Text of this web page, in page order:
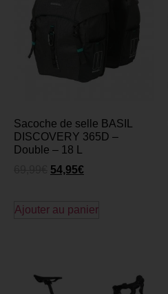
Sacoche de selle BASIL
DISCOVERY 365D –
Double – 18 L
54,95€
Ajouter au panier